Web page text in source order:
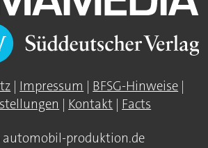
| Impressum | BFSG-Hinweise |
| Kontakt | Facts
produktion.de